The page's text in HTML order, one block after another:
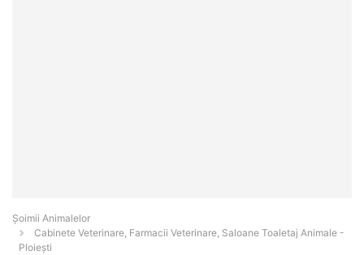
Şoimii Animalelor
Cabinete Veterinare, Farmacii Veterinare, Saloane Toaletaj Animale -
Ploieşti